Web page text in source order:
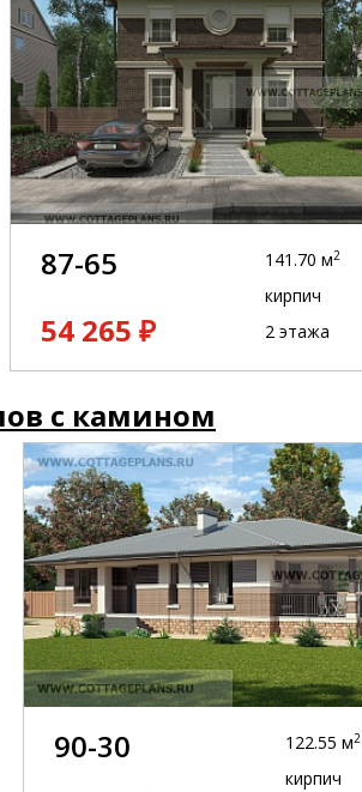
87-65
54 265 ₽
141.70 м2
кирпич
2 этажа
с камином
90-30
122.55 м2
кирпич